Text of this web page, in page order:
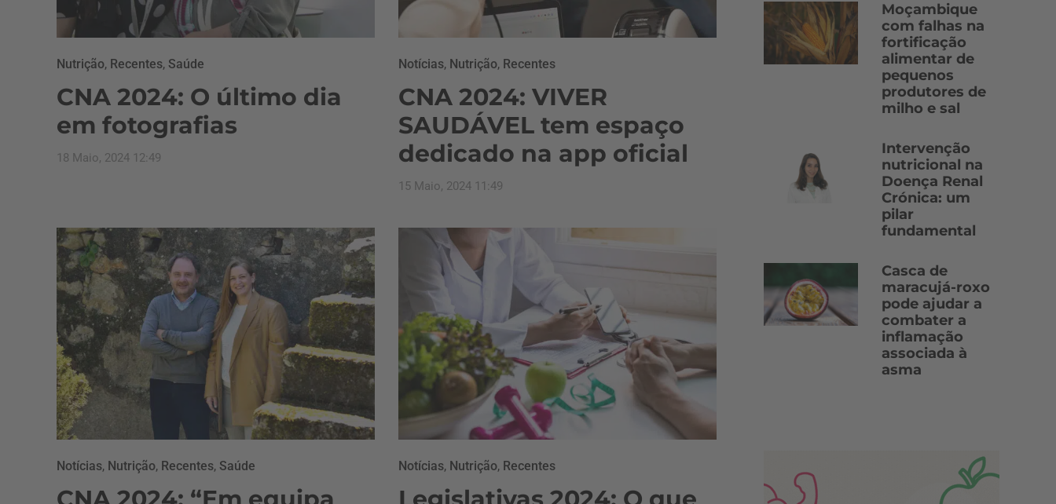
Nutrição, Recentes, Saúde
CNA 2024: O último dia
em fotografias
18 Maio, 2024 12:49
Notícias, Nutrição, Recentes
CNA 2024: VIVER
SAUDÁVEL tem espaço
dedicado na app oficial
15 Maio, 2024 11:49
Notícias, Nutrição, Recentes, Saúde Notícias, Nutrição, Recentes
Moçambique
com falhas na
fortificação
alimentar de
pequenos
produtores de
milho e sal
Intervenção
nutricional na
Doença Renal
Crónica: um
pilar
fundamental
Casca de
maracujá-roxo
pode ajudar a
combater a
inflamação
associada à
asma